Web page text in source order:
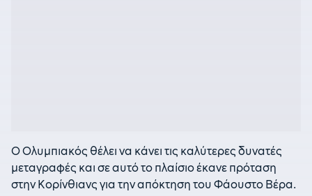
Ο Ολυμπιακός θέλει να κάνει τις καλύτερες δυνατές
μεταγραφές και σε αυτό το πλαίσιο έκανε πρόταση
στην Κορίνθιανς για την απόκτηση του Φάουστο Βέρα.